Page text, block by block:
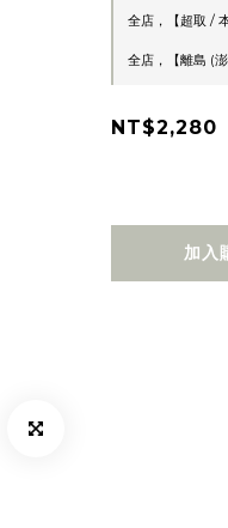
全店，【超取 /
全店，【離島 (
NT$2,280
加入